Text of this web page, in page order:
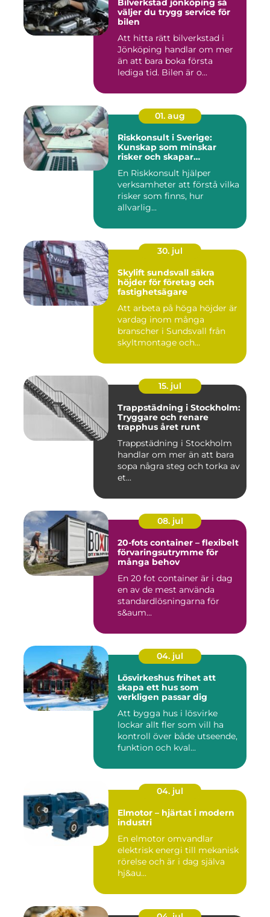
Bilverkstad jönköping så
väljer du trygg service för
bilen
Att hitta rätt bilverkstad i
Jönköping handlar om mer
än att bara boka första
lediga tid. Bilen är o...
01. aug
Riskkonsult i Sverige:
Kunskap som minskar
risker och skapar
En Riskkonsult hjälper
verksamheter att förstå vilka
risker som finns, hur
allvarlig...
30. jul
Skylift sundsvall säkra
höjder för företag och
fastighetsägare
Att arbeta på höga höjder är
vardag inom många
branscher i Sundsvall från
skyltmontage och
15. jul
Trappstädning i Stockholm:
Tryggare och renare
trapphus året runt
Trappstädning i Stockholm
handlar om mer än att bara
sopa några steg och torka av
et...
08. jul
20-fots container – flexibelt
förvaringsutrymme för
många behov
En 20 fot container är i dag
en av de mest använda
standardlösningarna för
s&aum...
04. jul
Lösvirkeshus frihet att
skapa ett hus som
verkligen passar dig
Att bygga hus i lösvirke
lockar allt fler som vill ha
kontroll över både utseende,
funktion och kval...
04. jul
Elmotor – hjärtat i modern
industri
En elmotor omvandlar
elektrisk energi till mekanisk
rörelse och är i dag själva
hj&au...